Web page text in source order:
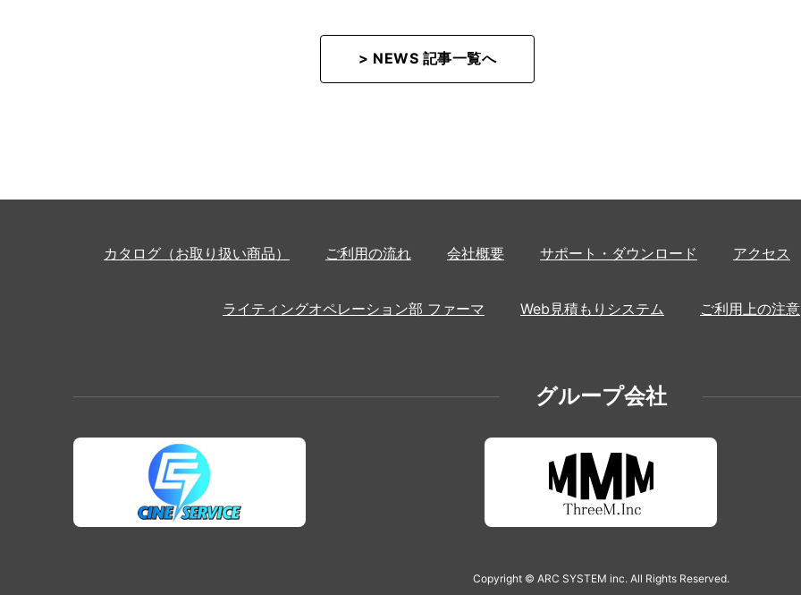
> NEWS 記事一覧へ
カタログ（お取り扱い商品） ご利用の流れ 会社概要 サポート・ダウンロード アクセス
ライティングオペレーション部 ファーマ Web見積もりシステム ご利用上の注意
グループ会社
Copyright © ARC SYSTEM inc. All Rights Reserved.